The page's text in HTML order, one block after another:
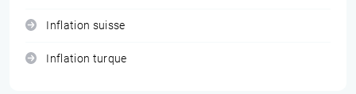
Inflation suisse
Inflation turque